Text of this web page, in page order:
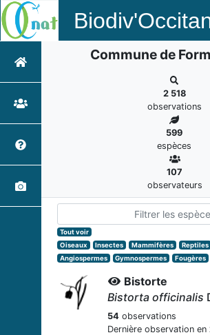
Commune de
2 518
observations
599
espèces
107
observateurs
Tout voir
Oiseaux
Insectes Mammifères Reptiles
Angiospermes
Gymnospermes Fougères
Bistorte
Bistorta officinalis
54 observations
Dernière observation en